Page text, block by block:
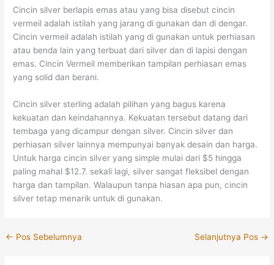
Cincin silver berlapis emas atau yang bisa disebut cincin
vermeil adalah istilah yang jarang di gunakan dan di dengar.
Cincin vermeil adalah istilah yang di gunakan untuk perhiasan
atau benda lain yang terbuat dari silver dan di lapisi dengan
emas. Cincin Vermeil memberikan tampilan perhiasan emas
yang solid dan berani.
Cincin silver sterling adalah pilihan yang bagus karena
kekuatan dan keindahannya. Kekuatan tersebut datang dari
tembaga yang dicampur dengan silver. Cincin silver dan
perhiasan silver lainnya mempunyai banyak desain dan harga.
Untuk harga cincin silver yang simple mulai dari $5 hingga
paling mahal $12.7. sekali lagi, silver sangat fleksibel dengan
harga dan tampilan. Walaupun tanpa hiasan apa pun, cincin
silver tetap menarik untuk di gunakan.
← Pos Sebelumnya Selanjutnya Pos →